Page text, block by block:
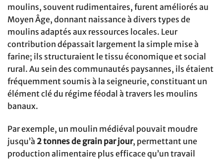
moulins, souvent rudimentaires, furent améliorés au
Moyen Âge, donnant naissance à divers types de
moulins adaptés aux ressources locales. Leur
contribution dépassait largement la simple mise à
farine; ils structuraient le tissu économique et social
rural. Au sein des communautés paysannes, ils étaient
fréquemment soumis à la seigneurie, constituant un
élément clé du régime féodal à travers les moulins
banaux.
Par exemple, un moulin médiéval pouvait moudre
jusqu’à 2 tonnes de grain par jour, permettant une
production alimentaire plus efficace qu’un travail